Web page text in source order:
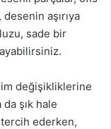
aşırıya
sade bir
değişikliklerine
şık hale
ederken,